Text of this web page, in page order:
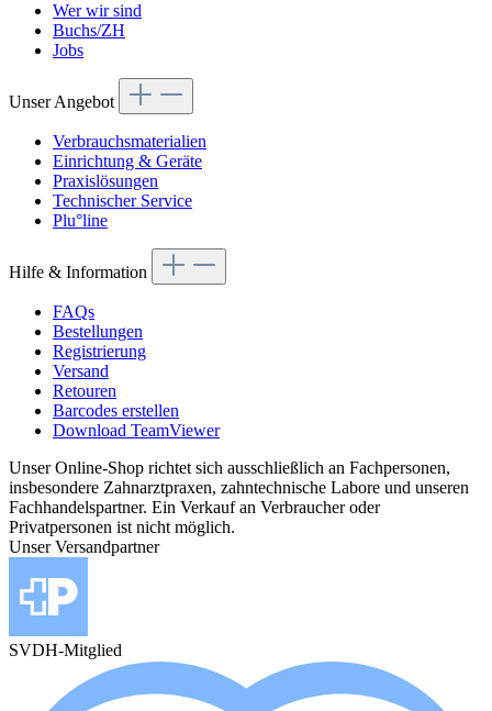
Wer wir sind
Buchs/ZH
Jobs
Unser Angebot
Verbrauchsmaterialien
Einrichtung & Geräte
Praxislösungen
Technischer Service
Plu°line
Hilfe & Information
FAQs
Bestellungen
Registrierung
Versand
Retouren
Barcodes erstellen
Download TeamViewer
Unser Online-Shop richtet sich ausschließlich an Fachpersonen,
insbesondere Zahnarztpraxen, zahntechnische Labore und unseren
Fachhandelspartner. Ein Verkauf an Verbraucher oder
Privatpersonen ist nicht möglich.
Unser Versandpartner
SVDH-Mitglied